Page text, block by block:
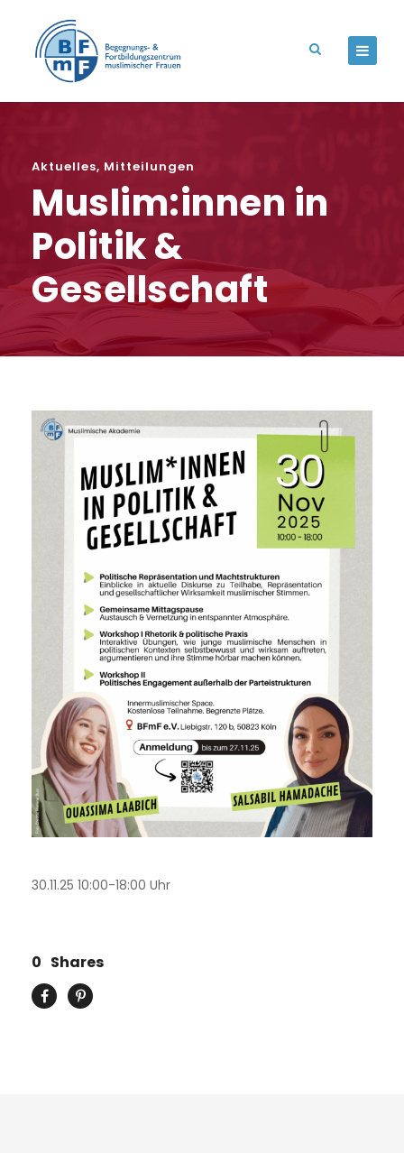
Aktuelles, Mitteilungen
Muslim:innen in
Politik &
Gesellschaft
30.11.25 10:00-18:00 Uhr
0 Shares